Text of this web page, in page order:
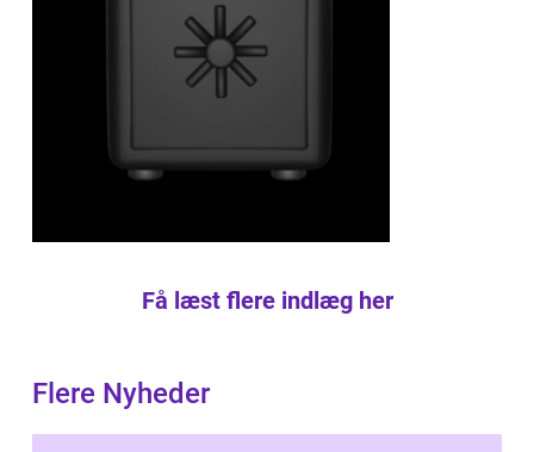
Få læst flere indlæg her
Flere Nyheder